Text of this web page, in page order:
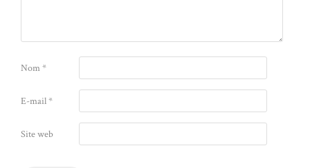
Nom*
E-mail*
Site web